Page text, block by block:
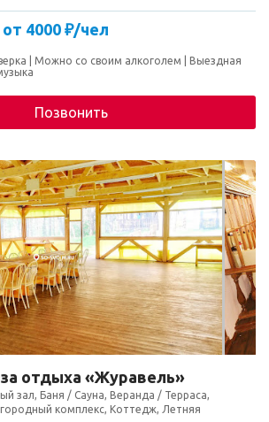
от 4000 ₽/чел
Можно со своим алкоголем
Выездная
Позвонить
отдыха «Журавель»
зал, Баня / Сауна, Веранда / Терраса,
комплекс, Коттедж, Летняя